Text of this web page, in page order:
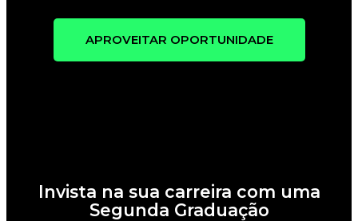
APROVEITAR OPORTUNIDADE
Invista na sua carreira com uma
Segunda Graduação